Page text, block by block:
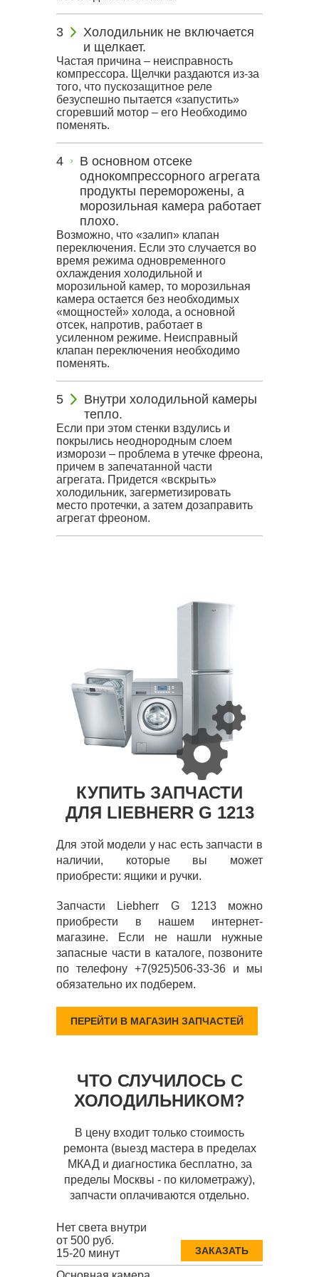
Холодильник не включается
и щелкает.
Частая причина – неисправность
компрессора. Щелчки раздаются из-за
того, что пускозащитное реле
безуспешно пытается «запустить»
сгоревший мотор – его Необходимо
поменять.
В основном отсеке
однокомпрессорного агрегата
продукты переморожены, а
морозильная камера работает
плохо.
Возможно, что «залип» клапан
переключения. Если это случается во
время режима одновременного
охлаждения холодильной и
морозильной камер, то морозильная
камера остается без необходимых
«мощностей» холода, а основной
отсек, напротив, работает в
усиленном режиме. Неисправный
клапан переключения необходимо
поменять.
Внутри холодильной камеры
тепло.
Если при этом стенки вздулись и
покрылись неоднородным слоем
изморози – проблема в утечке фреона,
причем в запечатанной части
агрегата. Придется «вскрыть»
холодильник, загерметизировать
место протечки, а затем дозаправить
агрегат фреоном.
КУПИТЬ ЗАПЧАСТИ
ДЛЯ LIEBHERR G 1213
Для этой модели у нас есть запчасти в
наличии, которые вы может
приобрести: ящики и ручки.
Запчасти Liebherr G 1213 можно
приобрести в нашем интернет-
магазине. Если не нашли нужные
запасные части в каталоге, позвоните
по телефону +7(925)506-33-36 и мы
обязательно их подберем.
ПЕРЕЙТИ В МАГАЗИН ЗАПЧАСТЕЙ
ЧТО СЛУЧИЛОСЬ С
ХОЛОДИЛЬНИКОМ?
В цену входит только стоимость
ремонта (выезд мастера в пределах
МКАД и диагностика бесплатно, за
пределы Москвы - по километражу),
запчасти оплачиваются отдельно.
Нет света внутри
от 500 руб.
15-20 минут
ЗАКАЗАТЬ